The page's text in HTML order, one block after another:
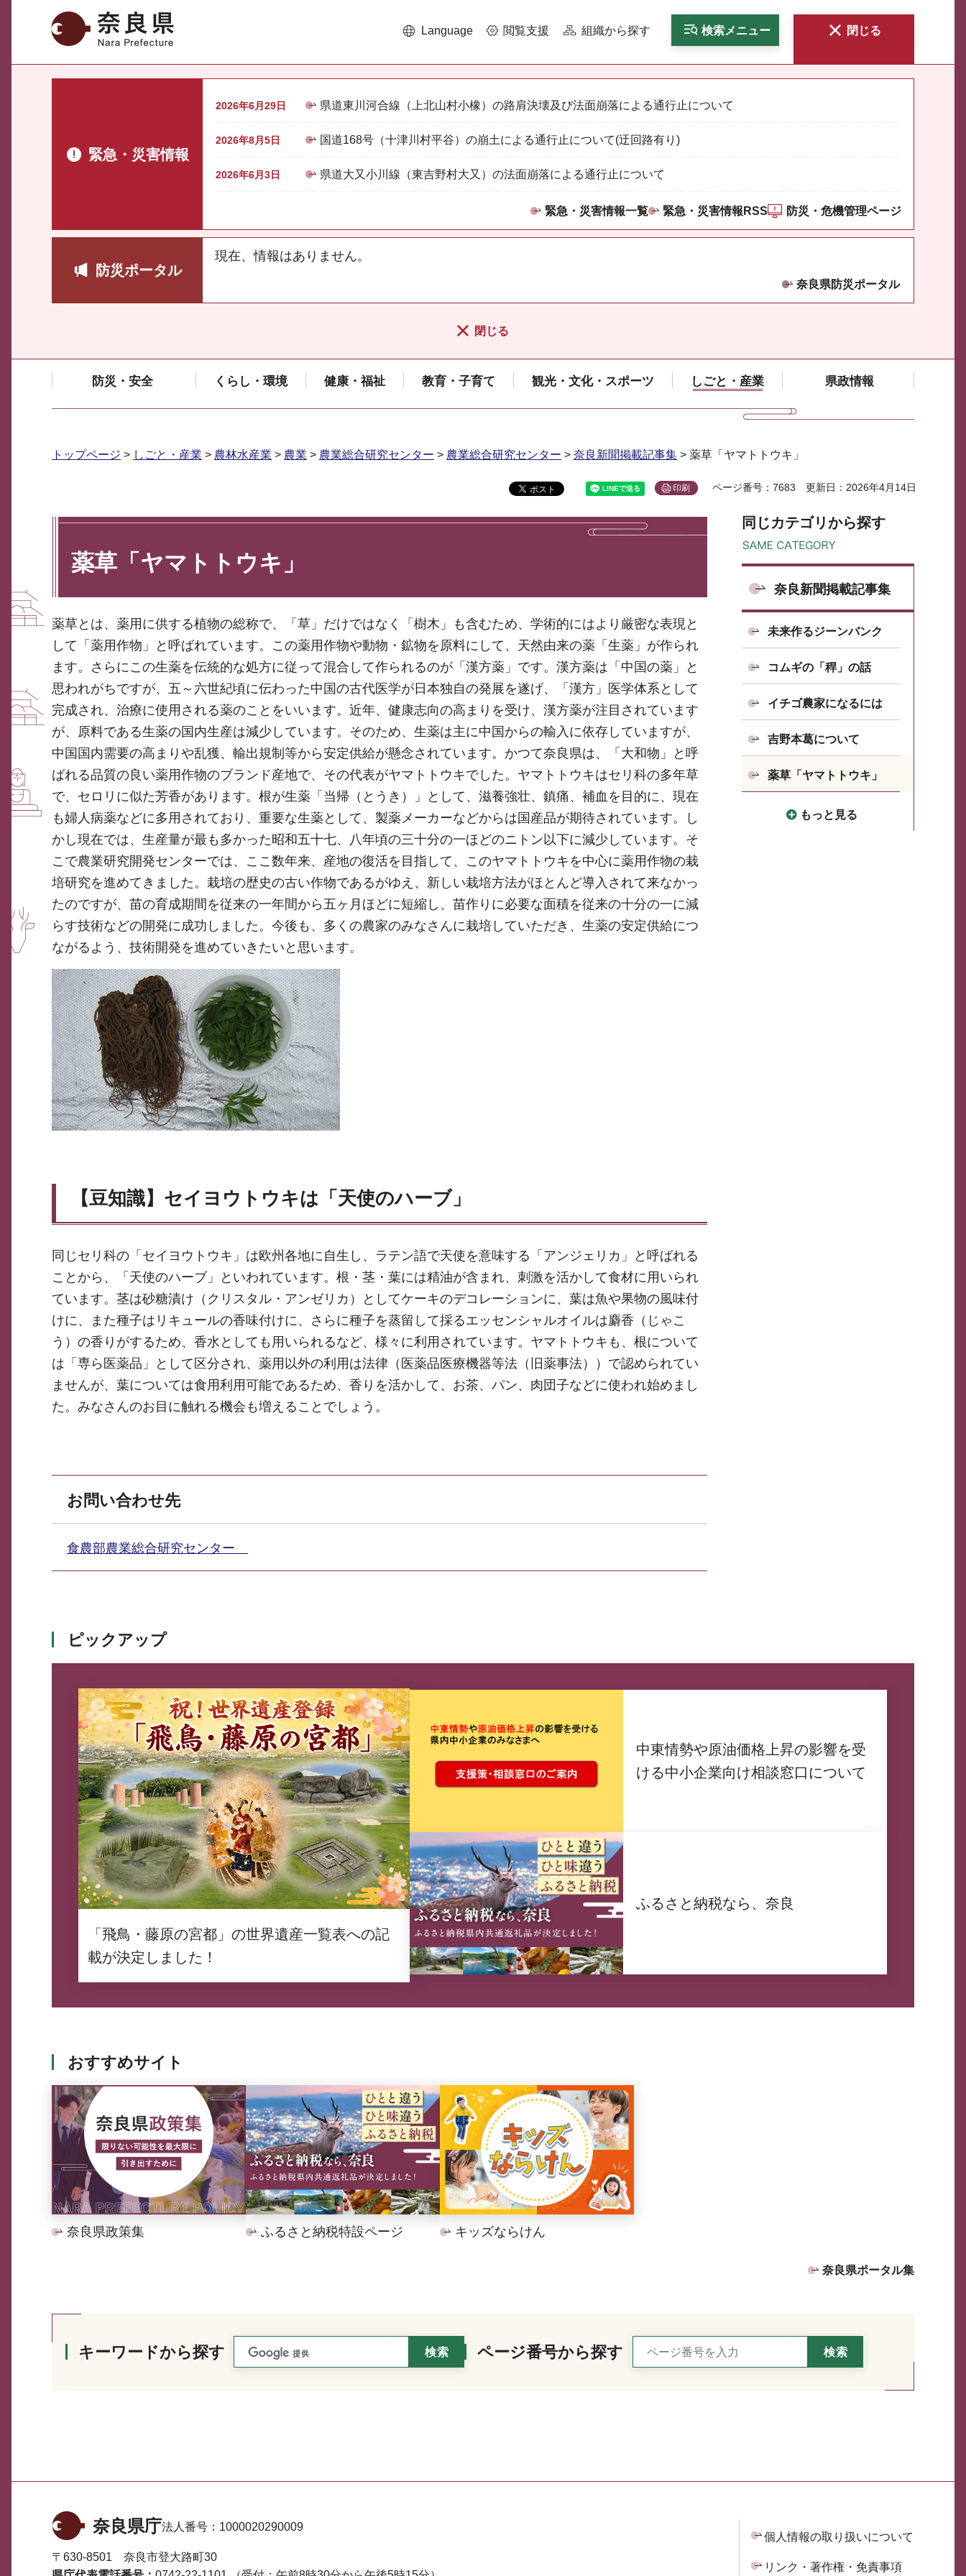
奈良県 Language 閲覧支援 組織から探す 検索メニュー 閉じる
緊急・災害情報
2026年6月29日 県道東川河合線（上北山村小橡）の路肩決壊及び法面崩落による通行止について
2026年8月5日 国道168号（十津川村平谷）の崩土による通行止について(迂回路有り)
2026年6月3日 県道大又小川線（東吉野村大又）の法面崩落による通行止について
緊急・災害情報一覧 緊急・災害情報RSS 防災・危機管理ページ
防災ポータル
現在、情報はありません。
奈良県防災ポータル
閉じる
防災・安全 くらし・環境 健康・福祉 教育・子育て 観光・文化・スポーツ しごと・産業 県政情報
トップページ > しごと・産業 > 農林水産業 > 農業 > 農業総合研究センター > 農業総合研究センター > 奈良新聞掲載記事集 > 薬草「ヤマトトウキ」
印刷 ページ番号：7683 更新日：2026年4月14日
薬草「ヤマトトウキ」
薬草とは、薬用に供する植物の総称で、「草」だけではなく「樹木」も含むため、学術的にはより厳密な表現と
して「薬用作物」と呼ばれています。この薬用作物や動物・鉱物を原料にして、天然由来の薬「生薬」が作られ
ます。さらにこの生薬を伝統的な処方に従って混合して作られるのが「漢方薬」です。漢方薬は「中国の薬」と
思われがちですが、五～六世紀頃に伝わった中国の古代医学が日本独自の発展を遂げ、「漢方」医学体系として
完成され、治療に使用される薬のことをいいます。近年、健康志向の高まりを受け、漢方薬が注目されています
が、原料である生薬の国内生産は減少しています。そのため、生薬は主に中国からの輸入に依存していますが、
中国国内需要の高まりや乱獲、輸出規制等から安定供給が懸念されています。かつて奈良県は、「大和物」と呼
ばれる品質の良い薬用作物のブランド産地で、その代表がヤマトトウキでした。ヤマトトウキはセリ科の多年草
で、セロリに似た芳香があります。根が生薬「当帰（とうき）」として、滋養強壮、鎮痛、補血を目的に、現在
も婦人病薬などに多用されており、重要な生薬として、製薬メーカーなどからは国産品が期待されています。し
かし現在では、生産量が最も多かった昭和五十七、八年頃の三十分の一ほどのニトン以下に減少しています。そ
こで農業研究開発センターでは、ここ数年来、産地の復活を目指して、このヤマトトウキを中心に薬用作物の栽
培研究を進めてきました。栽培の歴史の古い作物であるがゆえ、新しい栽培方法がほとんど導入されて来なかっ
たのですが、苗の育成期間を従来の一年間から五ヶ月ほどに短縮し、苗作りに必要な面積を従来の十分の一に減
らす技術などの開発に成功しました。今後も、多くの農家のみなさんに栽培していただき、生薬の安定供給につ
ながるよう、技術開発を進めていきたいと思います。
【豆知識】セイヨウトウキは「天使のハーブ」
同じセリ科の「セイヨウトウキ」は欧州各地に自生し、ラテン語で天使を意味する「アンジェリカ」と呼ばれる
ことから、「天使のハーブ」といわれています。根・茎・葉には精油が含まれ、刺激を活かして食材に用いられ
ています。茎は砂糖漬け（クリスタル・アンゼリカ）としてケーキのデコレーションに、葉は魚や果物の風味付
けに、また種子はリキュールの香味付けに、さらに種子を蒸留して採るエッセンシャルオイルは麝香（じゃこ
う）の香りがするため、香水としても用いられるなど、様々に利用されています。ヤマトトウキも、根について
は「専ら医薬品」として区分され、薬用以外の利用は法律（医薬品医療機器等法（旧薬事法））で認められてい
ませんが、葉については食用利用可能であるため、香りを活かして、お茶、パン、肉団子などに使われ始めまし
た。みなさんのお目に触れる機会も増えることでしょう。
お問い合わせ先
食農部農業総合研究センター
同じカテゴリから探す
奈良新聞掲載記事集
未来作るジーンバンク
コムギの「稈」の話
イチゴ農家になるには
吉野本葛について
薬草「ヤマトトウキ」
もっと見る
ピックアップ
「飛鳥・藤原の宮都」の世界遺産一覧表への記
載が決定しました！
中東情勢や原油価格上昇の影響を受
ける中小企業向け相談窓口について
ふるさと納税なら、奈良
おすすめサイト
奈良県政策集 ふるさと納税特設ページ キッズならけん
奈良県ポータル集
キーワードから探す ページ番号から探す
奈良県庁法人番号： 1000020290009
〒630-8501 奈良市登大路町30
個人情報の取り扱いについて
リンク・著作権・免責事項